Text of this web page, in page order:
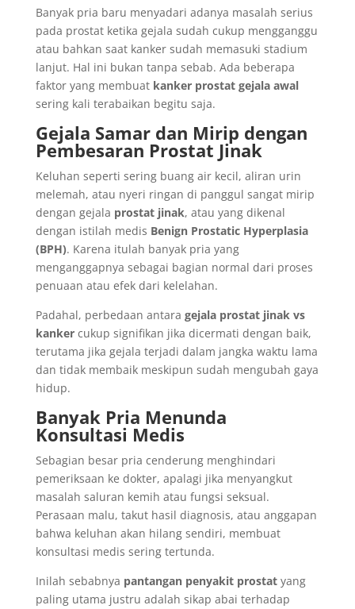
Banyak pria baru menyadari adanya masalah serius
pada prostat ketika gejala sudah cukup mengganggu
atau bahkan saat kanker sudah memasuki stadium
lanjut. Hal ini bukan tanpa sebab. Ada beberapa
faktor yang membuat kanker prostat gejala awal
sering kali terabaikan begitu saja.
Gejala Samar dan Mirip dengan
Pembesaran Prostat Jinak
Keluhan seperti sering buang air kecil, aliran urin
melemah, atau nyeri ringan di panggul sangat mirip
dengan gejala prostat jinak, atau yang dikenal
dengan istilah medis Benign Prostatic Hyperplasia
(BPH). Karena itulah banyak pria yang
menganggapnya sebagai bagian normal dari proses
penuaan atau efek dari kelelahan.
Padahal, perbedaan antara gejala prostat jinak vs
kankercukup signifikan jika dicermati dengan baik,
terutama jika gejala terjadi dalam jangka waktu lama
dan tidak membaik meskipun sudah mengubah gaya
hidup.
Banyak Pria Menunda
Konsultasi Medis
Sebagian besar pria cenderung menghindari
pemeriksaan ke dokter, apalagi jika menyangkut
masalah saluran kemih atau fungsi seksual.
Perasaan malu, takut hasil diagnosis, atau anggapan
bahwa keluhan akan hilang sendiri, membuat
konsultasi medis sering tertunda.
Inilah sebabnya pantangan penyakit prostatyang
paling utama justru adalah sikap abai terhadap